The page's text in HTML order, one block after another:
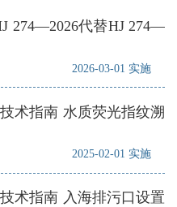
274—2026代替HJ 274—
2026-03-01 实施
术指南 水质荧光指纹溯
2025-02-01 实施
术指南 入海排污口设置